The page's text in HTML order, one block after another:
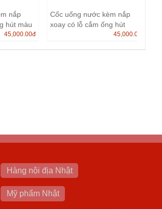
nắp
hút màu
45,000.00đ
Cốc uống nước kèm nắp
xoay có lỗ cắm ống hút
45,000.00
Hàng nội địa Nhật
Mỹ phẩm Nhật